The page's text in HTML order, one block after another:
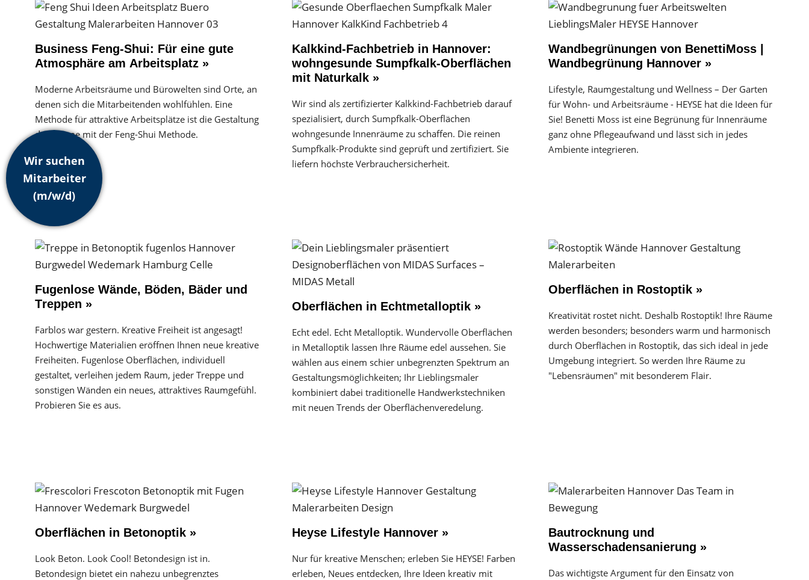
Business Feng-Shui: Für eine gute
Atmosphäre am Arbeitsplatz »
Moderne Arbeitsräume und Bürowelten sind Orte, an
denen sich die Mitarbeitenden wohlfühlen. Eine
Methode für attraktive Arbeitsplätze ist die Gestaltung
der Räume mit der Feng-Shui Methode.
Kalkkind-Fachbetrieb in Hannover:
wohngesunde Sumpfkalk-Oberflächen
mit Naturkalk »
Wir sind als zertifizierter Kalkkind-Fachbetrieb darauf
spezialisiert, durch Sumpfkalk-Oberflächen
wohngesunde Innenräume zu schaffen. Die reinen
Sumpfkalk-Produkte sind geprüft und zertifiziert. Sie
liefern höchste Verbrauchersicherheit.
Wandbegrünungen von BenettiMoss |
Wandbegrünung Hannover »
Lifestyle, Raumgestaltung und Wellness – Der Garten
für Wohn- und Arbeitsräume - HEYSE hat die Ideen für
Sie! Benetti Moss ist eine Begrünung für Innenräume
ganz ohne Pflegeaufwand und lässt sich in jedes
Ambiente integrieren.
Fugenlose Wände, Böden, Bäder und
Treppen »
Farblos war gestern. Kreative Freiheit ist angesagt!
Hochwertige Materialien eröffnen Ihnen neue kreative
Freiheiten. Fugenlose Oberflächen, individuell
gestaltet, verleihen jedem Raum, jeder Treppe und
sonstigen Wänden ein neues, attraktives Raumgefühl.
Probieren Sie es aus.
Oberflächen in Echtmetalloptik »
Echt edel. Echt Metalloptik. Wundervolle Oberflächen
in Metalloptik lassen Ihre Räume edel aussehen. Sie
wählen aus einem schier unbegrenzten Spektrum an
Gestaltungs­möglichkeiten; Ihr Lieblingsmaler
kombiniert dabei traditionelle Handwerks­techniken
mit neuen Trends der Oberflächen­veredelung.
Oberflächen in Rostoptik »
Kreativität rostet nicht. Deshalb Rostoptik! Ihre Räume
werden besonders; besonders warm und harmonisch
durch Oberflächen in Rostoptik, das sich ideal in jede
Umgebung integriert. So werden Ihre Räume zu
"Lebensräumen" mit besonderem Flair.
Oberflächen in Betonoptik »
Look Beton. Look Cool! Betondesign ist in.
Betondesign bietet ein nahezu unbegrenztes
Heyse Lifestyle Hannover »
Nur für kreative Menschen; erleben Sie HEYSE! Farben
erleben, Neues entdecken, Ihre Ideen kreativ mit
Bautrocknung und
Wasserschadensanierung »
Das wichtigste Argument für den Einsatz von
Wir suchen
Mitarbeiter
(m/w/d)